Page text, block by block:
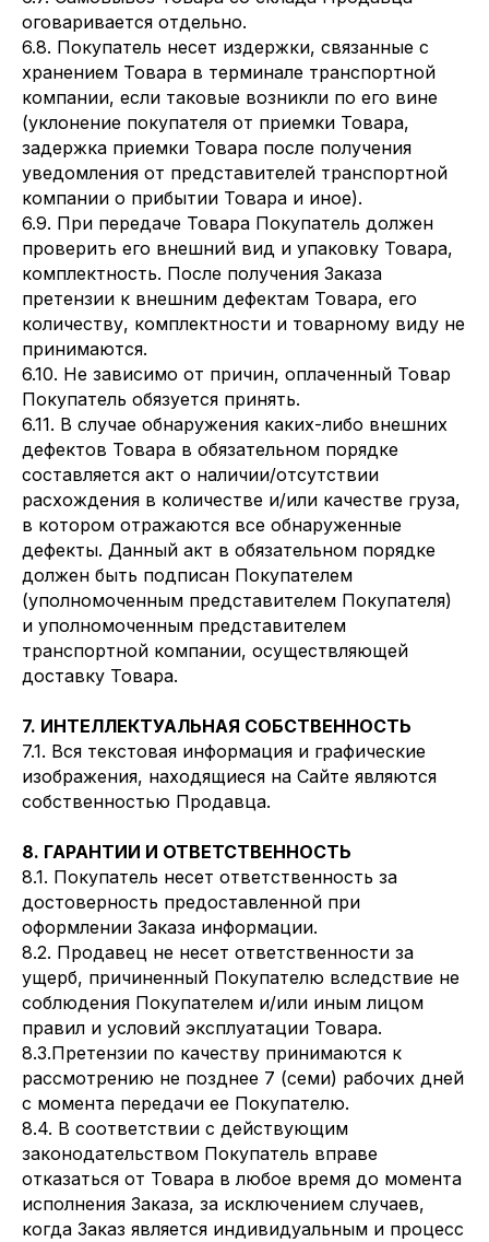
оговаривается отдельно.
6.8. Покупатель несет издержки, связанные с
хранением Товара в терминале транспортной
компании, если таковые возникли по его вине
(уклонение покупателя от приемки Товара,
задержка приемки Товара после получения
уведомления от представителей транспортной
компании о прибытии Товара и иное).
6.9. При передаче Товара Покупатель должен
проверить его внешний вид и упаковку Товара,
комплектность. После получения Заказа
претензии к внешним дефектам Товара, его
количеству, комплектности и товарному виду не
принимаются.
6.10. Не зависимо от причин, оплаченный Товар
Покупатель обязуется принять.
6.11. В случае обнаружения каких-либо внешних
дефектов Товара в обязательном порядке
составляется акт о наличии/отсутствии
расхождения в количестве и/или качестве груза,
в котором отражаются все обнаруженные
дефекты. Данный акт в обязательном порядке
должен быть подписан Покупателем
(уполномоченным представителем Покупателя)
и уполномоченным представителем
транспортной компании, осуществляющей
доставку Товара.
7. ИНТЕЛЛЕКТУАЛЬНАЯ СОБСТВЕННОСТЬ
7.1. Вся текстовая информация и графические
изображения, находящиеся на Сайте являются
собственностью Продавца.
8. ГАРАНТИИ И ОТВЕТСТВЕННОСТЬ
8.1. Покупатель несет ответственность за
достоверность предоставленной при
оформлении Заказа информации.
8.2. Продавец не несет ответственности за
ущерб, причиненный Покупателю вследствие не
соблюдения Покупателем и/или иным лицом
правил и условий эксплуатации Товара.
8.3.Претензии по качеству принимаются к
рассмотрению не позднее 7 (семи) рабочих дней
с момента передачи ее Покупателю.
8.4. В соответствии с действующим
законодательством Покупатель вправе
отказаться от Товара в любое время до момента
исполнения Заказа, за исключением случаев,
когда Заказ является индивидуальным и процесс